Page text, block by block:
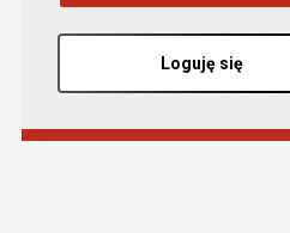
Loguję się